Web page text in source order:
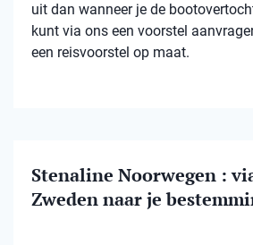
uit dan wanneer je de
kunt via ons een voorstel
een reisvoorstel op maat.
Stenaline Noorwegen :
Zweden naar je